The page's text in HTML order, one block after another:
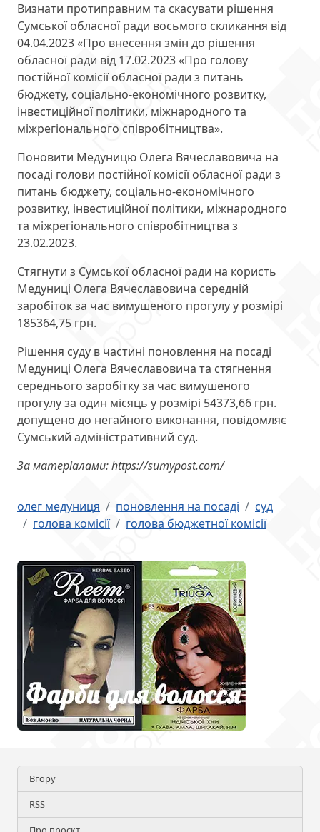
Визнати протиправним та скасувати рішення
Сумської обласної ради восьмого скликання від
04.04.2023 «Про внесення змін до рішення
обласної ради від 17.02.2023 «Про голову
постійної комісії обласної ради з питань
бюджету, соціально-економічного розвитку,
інвестиційної політики, міжнародного та
міжрегіонального співробітництва».
Поновити Медуницю Олега Вячеславовича на
посаді голови постійної комісії обласної ради з
питань бюджету, соціально-економічного
розвитку, інвестиційної політики, міжнародного
та міжрегіонального співробітництва з
23.02.2023.
Стягнути з Сумської обласної ради на користь
Медуниці Олега Вячеславовича середній
заробіток за час вимушеного прогулу у розмірі
185364,75 грн.
Рішення суду в частині поновлення на посаді
Медуниці Олега Вячеславовича та стягнення
середнього заробітку за час вимушеного
прогулу за один місяць у розмірі 54373,66 грн.
допущено до негайного виконання, повідомляє
Сумський адміністративний суд.
За матеріалами: https://sumypost.com/
олег медуниця поновлення на посаді
суд
голова комісії
голова бюджетної комісії
Вгору
RSS